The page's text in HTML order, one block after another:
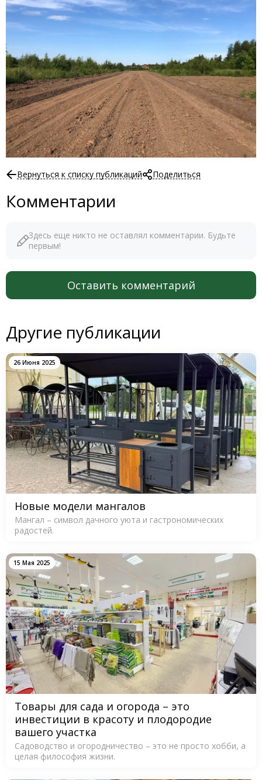
Вернуться к списку публикаций Поделиться
Комментарии
Здесь еще никто не оставлял комментарии. Будьте
первым!
Оставить комментарий
Другие публикации
26 Июня 2025
Новые модели мангалов
Мангал – символ дачного уюта и гастрономических
радостей.
15 Мая 2025
Товары для сада и огорода – это
инвестиции в красоту и плодородие
вашего участка
Садоводство и огородничество – это не просто хобби, а
целая философия жизни.